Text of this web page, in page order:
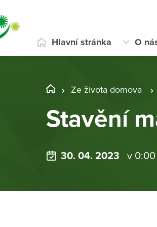
Hlavní stránka O
Ze života domova
Stavění
30. 04. 2023 v